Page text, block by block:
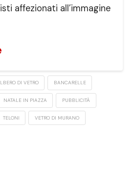
affezionati all’immagine
DI VETRO BANCARELLE
NATALE IN PIAZZA PUBBLICITÀ
TELONI VETRO DI MURANO